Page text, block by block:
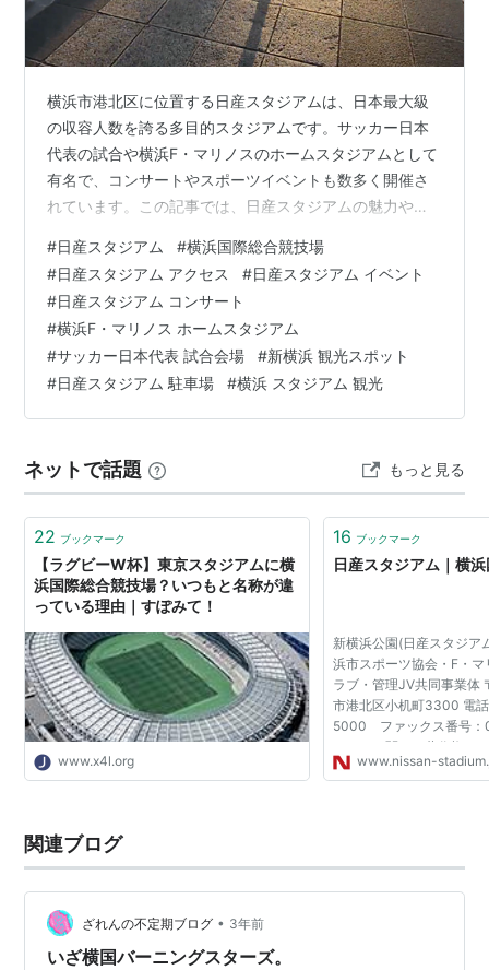
交通アクセス
JR東海道新幹線・JR横浜線・横浜市営地下鉄 新横浜
駅より徒歩12分
JR横浜線 小机駅より徒歩7分
横浜市港北区に位置する日産スタジアムは、日本最大級
の収容人数を誇る多目的スタジアムです。サッカー日本
代表の試合や横浜F・マリノスのホームスタジアムとして
有名で、コンサートやスポーツイベントも数多く開催さ
れています。この記事では、日産スタジアムの魅力やア
スタジアム 日産スタジアムの基本情報 アクセス方法 日
産スタジアムで楽しめるイベント 1. サッカー観戦 2. コン
サート 3. マラソンや地域イベント 日産スタジアム周辺の
見どころ まとめ 日産スタジアムの基本情報 正式名称：
横浜国際総合競技場 所在地：神奈川県横浜市港北区小机
町3300 収容…
#日産スタジアム #横浜国際総合競技場
#日産スタジアム アクセス #日産スタジアム イベント
#日産スタジアム コンサート
#横浜F・マリノス ホームスタジアム
#サッカー日本代表 試合会場 #新横浜 観光スポット
#日産スタジアム 駐車場 #横浜 スタジアム 観光
ネットで話題 もっと見る
22 ブックマーク
【ラグビーW杯】東京スタジアムに横
浜国際総合競技場？いつもと名称が違
っている理由｜すぽみて！
www.x4l.org
16 ブックマーク
日産スタジアム｜横
新横浜公園(日産スタジ
浜市スポーツ協会・F・
ラブ・管理JV共同事業
市港北区小机町3300 電
5000 ファックス番号
サイトに関わる著作権、
公益財団法人横浜市スポ
www.nissan-
関連ブログ
ざれんの不定期ブログ • 3年前
いざ横国バーニングスターズ。